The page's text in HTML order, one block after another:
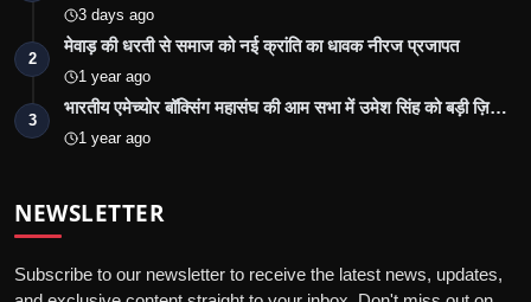
3 days ago
2
मेवाड़ की धरती से समाज को नई क्रांति का धावक नीरज प्रजापत
1 year ago
3
भारतीय एमेच्योर बॉक्सिंग महासंघ की आम सभा में उमेश सिंह को बड़ी ज़ि…
1 year ago
NEWSLETTER
Subscribe to our newsletter to receive the latest news, updates,